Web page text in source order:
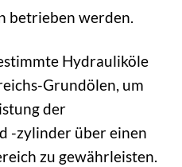
betrieben werden.
Hydrauliköle
Grundölen, um
der
-zylinder über einen
zu gewährleisten.